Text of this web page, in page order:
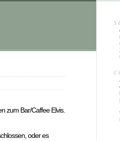
zum Bar/Caffee Elvis.
oder es